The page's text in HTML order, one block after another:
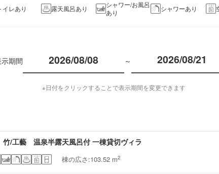
イレあり 露天風呂あり
シャワー/お風呂
あり
シャワーあり
期間 ～ 2026/08/21
※日付をクリックすることで表示期間を変更できます
竹/工藝 温泉半露天風呂付 一棟貸切ヴィラ
棟の広さ:103.52 m2